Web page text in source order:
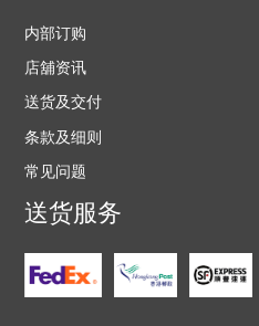
内部订购
店舖资讯
送货及交付
条款及细则
常见问题
送货服务